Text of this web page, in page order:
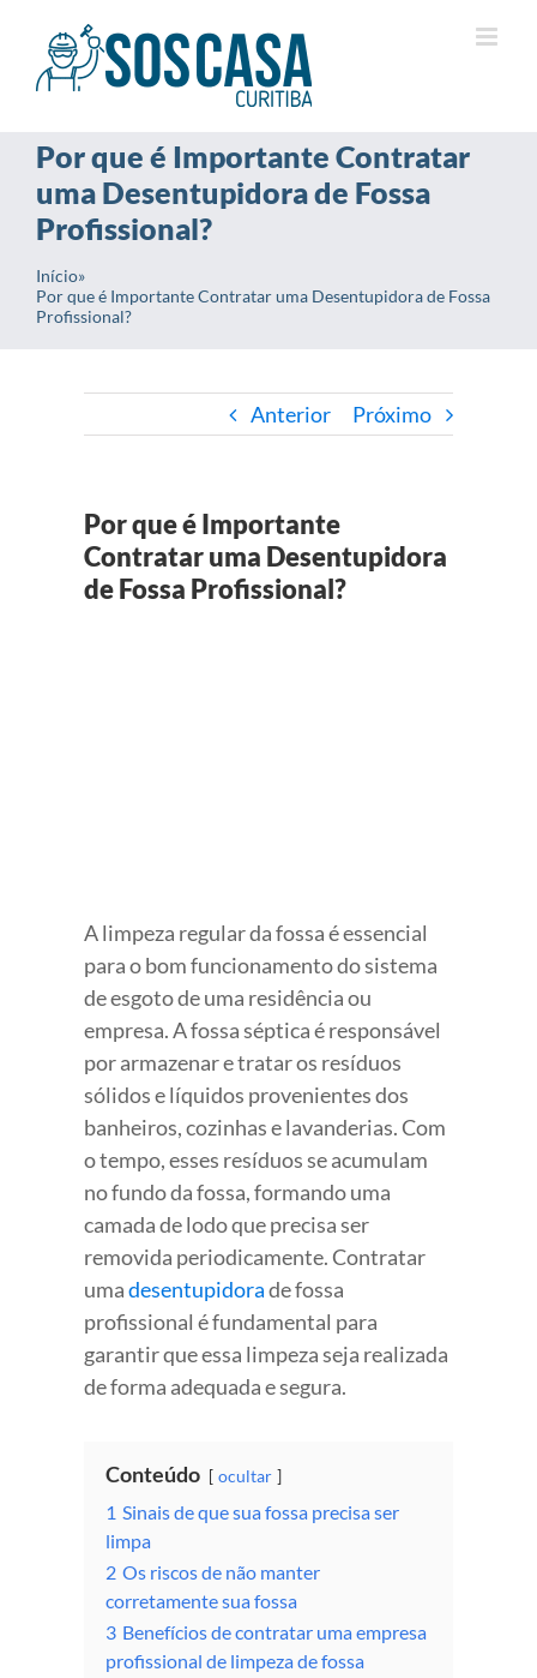
Por que é Importante Contratar
uma Desentupidora de Fossa
Profissional?
Início»
Por que é Importante Contratar uma Desentupidora de Fossa
Profissional?
Anterior Próximo
Por que é Importante
Contratar uma Desentupidora
de Fossa Profissional?
A limpeza regular da fossa é essencial
para o bom funcionamento do sistema
de esgoto de uma residência ou
empresa. A fossa séptica é responsável
por armazenar e tratar os resíduos
sólidos e líquidos provenientes dos
banheiros, cozinhas e lavanderias. Com
o tempo, esses resíduos se acumulam
no fundo da fossa, formando uma
camada de lodo que precisa ser
removida periodicamente. Contratar
umadesentupidorade fossa
profissional é fundamental para
garantir que essa limpeza seja realizada
de forma adequada e segura.
Conteúdo ocultar
1 Sinais de que sua fossa precisa ser
limpa
2 Os riscos de não manter
corretamente sua fossa
3 Benefícios de contratar uma empresa
profissional de limpeza de fossa